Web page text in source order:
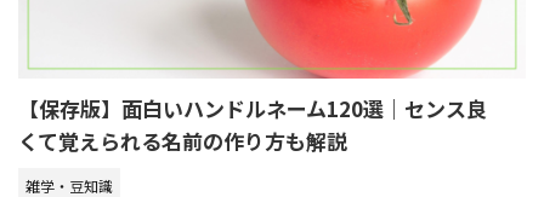
【保存版】面白いハンドルネーム120選｜センス良
くて覚えられる名前の作り方も解説
雑学・豆知識